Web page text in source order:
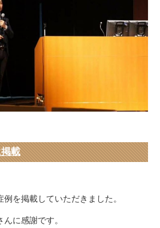
載
を掲載していただきました。
に感謝です。